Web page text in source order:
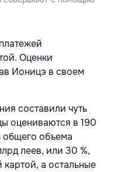
Оценки
Ионицэ в своем
составили чуть
оцениваются в 190
общего объема
леев, или 30 %,
а остальные